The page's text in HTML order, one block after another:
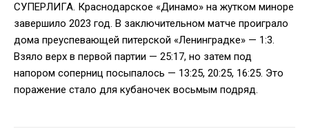
СУПЕРЛИГА. Краснодарское «Динамо» на жутком миноре
завершило 2023 год. В заключительном матче проиграло
дома преуспевающей питерской «Ленинградке» — 1:3.
Взяло верх в первой партии — 25:17, но затем под
напором соперниц посыпалось — 13:25, 20:25, 16:25. Это
поражение стало для кубаночек восьмым подряд.